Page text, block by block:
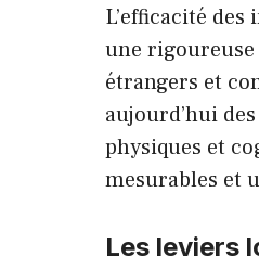
L’efficacité
une rigoureuse
étrangers et
aujourd’hui
physiques et
mesurables et
Les leviers